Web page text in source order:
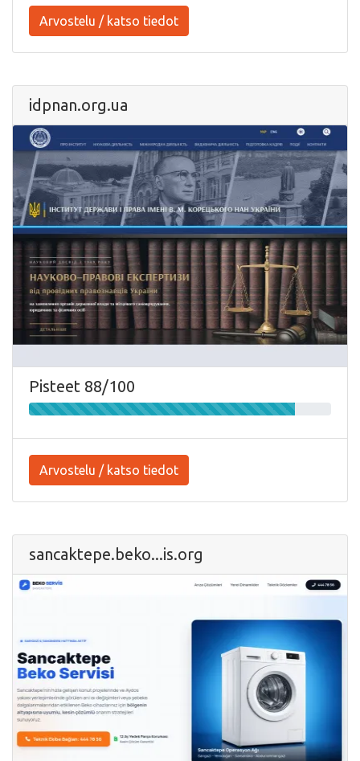
Arvostelu / katso tiedot
idpnan.org.ua
Pisteet 88/100
Arvostelu / katso tiedot
sancaktepe.beko...is.org